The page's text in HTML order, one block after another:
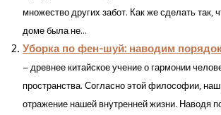
множество других забот. Как же сделать так,
доме была не...
Уборка по фен-шуй: наводим
– древнее китайское учение о гармонии
пространства. Согласно этой философии,
отражение нашей внутренней жизни. Наводя